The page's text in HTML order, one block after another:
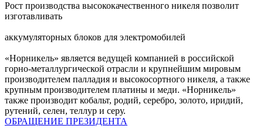
Рост производства высококачественного никеля позволит
изготавливать
аккумуляторных блоков для электромобилей
«Норникель» является ведущей компанией в российской
горно-металлургической отрасли и крупнейшим мировым
производителем палладия и высокосортного никеля, а также
крупным производителем платины и меди. «Норникель»
также производит кобальт, родий, серебро, золото, иридий,
рутений, селен, теллур и серу.
ОБРАЩЕНИЕ ПРЕЗИДЕНТА